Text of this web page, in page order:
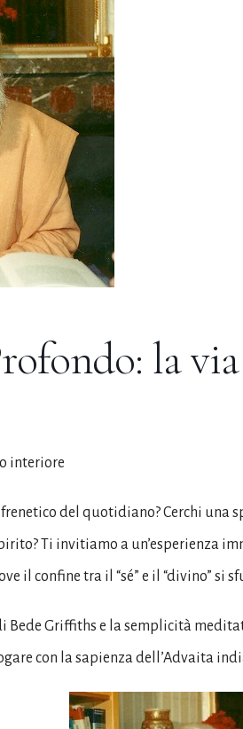
la
interiore
del quotidiano? Cerchi una
Ti invitiamo a un’esperienza
il confine tra il “sé” e il “divino” si
Bede Griffiths e la semplicità
con la sapienza dell’Advaita